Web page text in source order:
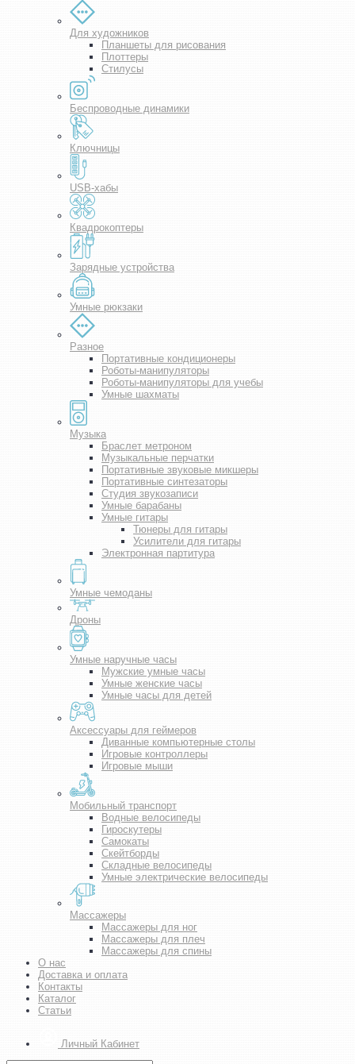
Для художников
Планшеты для рисования
Плоттеры
Стилусы
Беспроводные динамики
Ключницы
USB-хабы
Квадрокоптеры
Зарядные устройства
Умные рюкзаки
Разное
Портативные кондиционеры
Роботы-манипуляторы
Роботы-манипуляторы для учебы
Умные шахматы
Музыка
Браслет метроном
Музыкальные перчатки
Портативные звуковые микшеры
Портативные синтезаторы
Студия звукозаписи
Умные барабаны
Умные гитары
Тюнеры для гитары
Усилители для гитары
Электронная партитура
Умные чемоданы
Дроны
Умные наручные часы
Мужские умные часы
Умные женские часы
Умные часы для детей
Аксессуары для геймеров
Диванные компьютерные столы
Игровые контроллеры
Игровые мыши
Мобильный транспорт
Водные велосипеды
Гироскутеры
Самокаты
Скейтборды
Складные велосипеды
Умные электрические велосипеды
Массажеры
Массажеры для ног
Массажеры для плеч
Массажеры для спины
О нас
Доставка и оплата
Контакты
Каталог
Статьи
Личный Кабинет